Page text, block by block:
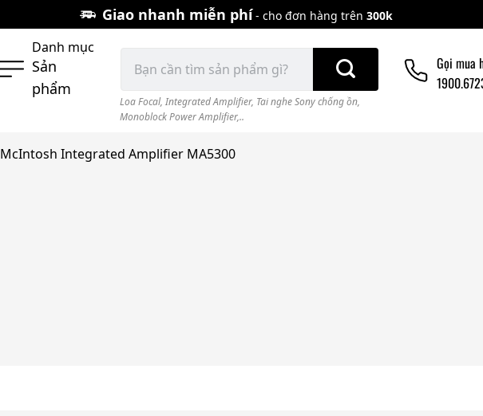
Giao nhanh miễn phí- cho đơn hàng trên 300k
Danh mục
Sản
phẩm
kiếm:
Loa Focal, Integrated Amplifier, Tai nghe Sony chống ồn,
Monoblock Power Amplifier,..
Gọi mua
McIntosh Integrated Amplifier MA5300